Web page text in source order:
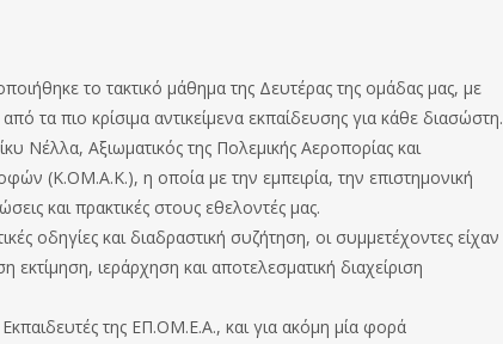
το τακτικό μάθημα της Δευτέρας της ομάδας μας, με
τα πιο κρίσιμα αντικείμενα εκπαίδευσης για κάθε διασώστη.
Νέλλα, Αξιωματικός της Πολεμικής Αεροπορίας και
(Κ.ΟΜ.Α.Κ.), η οποία με την εμπειρία, την επιστημονική
και πρακτικές στους εθελοντές μας.
οδηγίες και διαδραστική συζήτηση, οι συμμετέχοντες είχαν
εκτίμηση, ιεράρχηση και αποτελεσματική διαχείριση
της ΕΠ.ΟΜ.Ε.Α., και για ακόμη μία φορά